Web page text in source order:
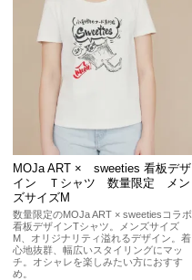
MOJa ART × sweeties 看板デザ
イン Ｔシャツ 数量限定 メン
ズサイズM
数量限定のMOJa ART × sweetiesコラボ
看板デザインTシャツ。メンズサイズ
M、オリジナリティ溢れるデザイン。着
心地抜群、幅広いスタイリングにマッ
チ。オシャレを楽しみたい方におすす
め。